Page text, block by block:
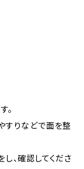
。
すりなどで面を整
、確認してくださ